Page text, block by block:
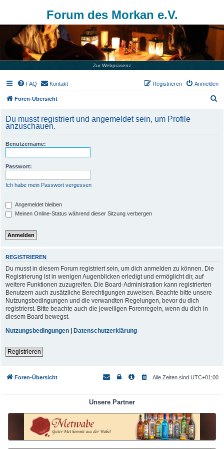
Forum des Morkan e.V.
Zur Webpräsenz
FAQ Kontakt Anmelden
Registrieren
Foren-Übersicht
h
Du musst registriert und angemeldet sein, um Profile
anzuschauen.
Benutzername:
Passwort:
Ich habe mein Passwort vergessen
Angemeldet bleiben
Meinen Online-Status während dieser Sitzung verbergen
REGISTRIEREN
Du musst in diesem Forum registriert sein, um dich anmelden zu können. Die
Registrierung ist in wenigen Augenblicken erledigt und ermöglicht dir, auf
weitere Funktionen zuzugreifen. Die Board-Administration kann registrierten
Benutzern auch zusätzliche Berechtigungen zuweisen. Beachte bitte unsere
Nutzungsbedingungen und die verwandten Regelungen, bevor du dich
registrierst. Bitte beachte auch die jeweiligen Forenregeln, wenn du dich in
diesem Board bewegst.
Nutzungsbedingungen
Datenschutzerklärung
Registrieren
Foren-Übersicht Alle Zeiten sind UTC+01:00
Unsere Partner